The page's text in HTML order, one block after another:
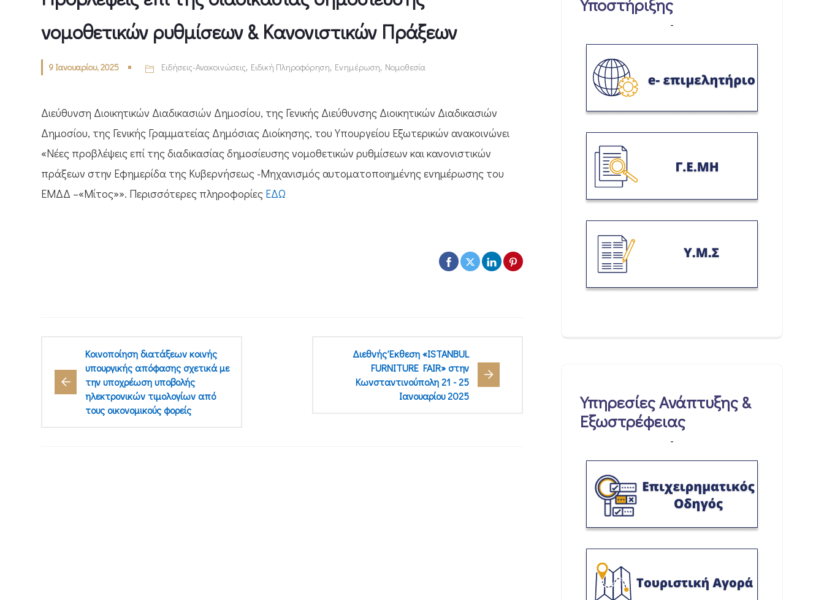
νομοθετικών ρυθμίσεων & Κανονιστικών Πράξεων
9 Ιανουαρίου, 2025 Ειδήσεις-Ανακοινώσεις, Ειδική Πληροφόρηση, Ενημέρωση, Νομοθεσία
Διεύθυνση Διοικητικών Διαδικασιών Δημοσίου, της Γενικής Διεύθυνσης Διοικητικών Διαδικασιών
Δημοσίου, της Γενικής Γραμματείας Δημόσιας Διοίκησης, του Υπουργείου Εξωτερικών ανακοινώνει
«Νέες προβλέψεις επί της διαδικασίας δημοσίευσης νομοθετικών ρυθμίσεων και κανονιστικών
πράξεων στην Εφημερίδα της Κυβερνήσεως -Μηχανισμός αυτοματοποιημένης ενημέρωσης του
ΕΜΔΔ –«Μίτος»». Περισσότερες πληροφορίες ΕΔΩ
Κοινοποίηση διατάξεων κοινής
υπουργικής απόφασης σχετικά με
την υποχρέωση υποβολής
ηλεκτρονικών τιμολογίων από
τους οικονομικούς φορείς
Διεθνής Έκθεση «ISTANBUL
FURNITURE FAIR» στην
Κωνσταντινούπολη 21 - 25
Ιανουαρίου 2025
Υποστήριξης
-
Υπηρεσίες Ανάπτυξης &
Εξωστρέφειας
-